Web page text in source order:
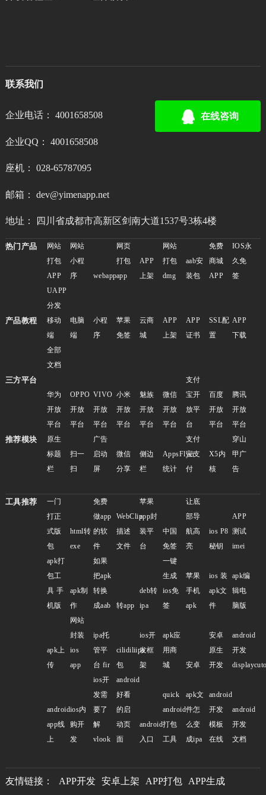
联系我们
企业电话： 4001658508
企业QQ： 4001658508
座机： 028-65787095
邮箱： dev@yimenapp.net
地址： 四川省成都市高新区剑南大道1537号3栋4楼
在线咨询
热门产品
网站
打包
APP
网站
小程
序
webapp
网页
打包
app
APP
上架
网站
打包
dmg
aab安
装包
免费
商城
APP
IOS永
久免
签
UAPP
分发
产品教程
移动
端
电脑
端
小程
序
苹果
免签
云商
城
APP
上架
APP
证书
SSL配
置
APP
下载
全部
文档
三方平台
华为
开放
平台
OPPO
开放
平台
VIVO
开放
平台
小米
开放
平台
魅族
开放
平台
微信
开放
平台
支付
宝开
放平
台
百度
开放
平台
腾讯
开放
平台
推荐模块
原生
标题
栏
扫一
扫
广告
启动
屏
微信
分享
侧边
栏
AppsFlyer
统计
支付
宝支
付
X5内
核
穿山
甲广
告
工具推荐
一门
打正
式版
包
html转
exe
免费
做app
的软
件
WebClip
描述
文件
苹果
app封
装平
台
中国
免签
让底
部导
航高
亮
ios P8
秘钥
APP
测试
imei
apk打
包工
具 手
机版
apk制
作
如果
把apk
转换
成aab
转app
deb转
ipa
一键
生成
ios免
签
苹果
手机
apk
ios 装
apk文
件
apk编
辑电
脑版
apk上
传
网站
封装
ios
app
ipa托
管平
台 fir
cilidiliipa
包
ios开
发框
架
apk应
用商
城
安卓
安卓
原生
开发
android
开发
android
app线
上
ios内
购开
发
ios开
发需
要了
解
vlook
android
好看
的启
动页
面
android
入口
quick
android
打包
工具
apk文
件怎
么变
成ipa
android
开发
模板
在线
android
开发
文档
友情链接： APP开发 安卓上架 APP打包 APP生成